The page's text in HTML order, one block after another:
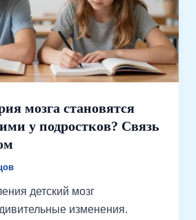
мозга становятся
у подростков? Связь
детский мозг
изменения.